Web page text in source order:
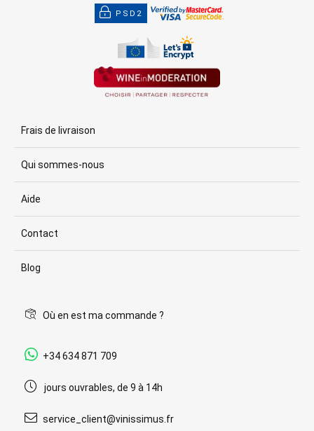
PSD2
Frais de livraison
Qui sommes-nous
Aide
Contact
Blog
Où en est ma commande ?
+34 634 871 709
jours ouvrables, de 9 à 14h
service_client@vinissimus.fr